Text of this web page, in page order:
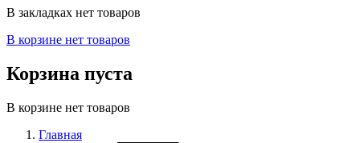
В закладках нет товаров
В корзине нет товаров
Корзина пуста
В корзине нет товаров
Главная